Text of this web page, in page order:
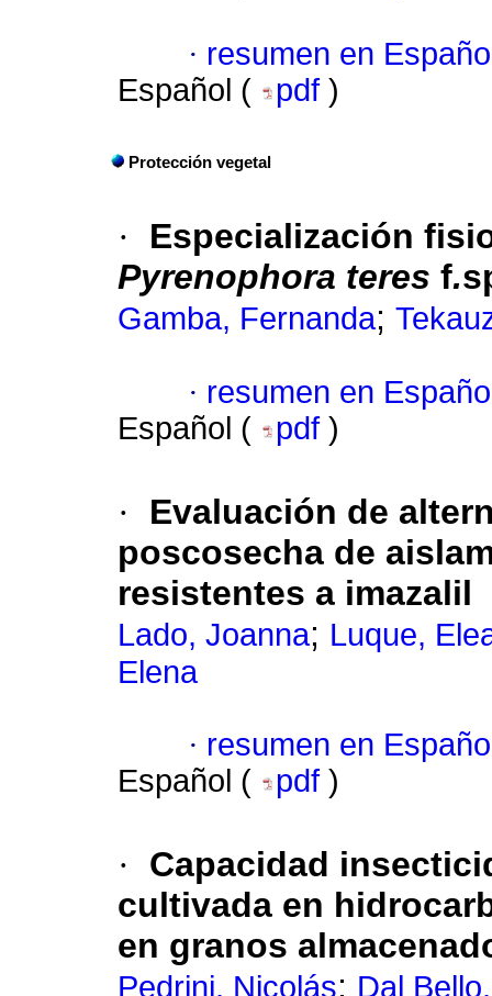
· resumen en
Español (
pdf )
Protección vegetal
·
Especialización
Pyrenophora teres f.
Gamba, Fernanda;
· resumen en
Español (
pdf )
·
Evaluación de
poscosecha de
resistentes a imazalil
Lado, Joanna; Luque,
Elena
· resumen en
Español (
pdf )
·
Capacidad
cultivada en
en granos
Pedrini, Nicolás; Dal